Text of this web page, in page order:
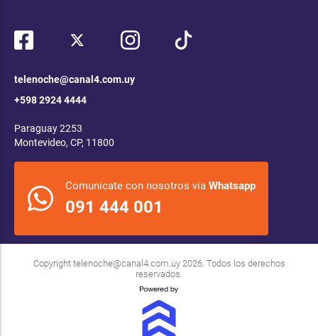
telenoche@canal4.com.uy
+598 2924 4444
Paraguay 2253
Montevideo, CP, 11800
Comunicate con nosotros via Whatsapp
091 444 001
Copyright telenoche@canal4.com.uy2026. Todos los derechos
reservados.